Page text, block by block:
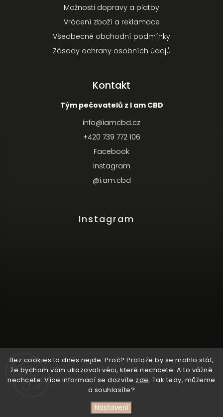
Bez cookies to dnes nejde. Proč? Protože by se mohlo stát,
že bychom vám ukazovali věci, které nechcete. A to vážně
nechcete. Více informací se dozvíte zde. Tak tedy, můžeme
a souhlasíte?
Nastavení
Instagram
Sledovat na Instagramu
Možnosti dopravy a platby
Vrácení zboží a reklamace
Všeobecné obchodní podmínky
Zásady ochrany osobních údajů
Kontakt
Tým pečovatelů z I am CBD
info@iamcbd.cz
+420 739 772 106
Facebook
Instagram
@i.am.cbd
I am CBD. Všechna práva vyhrazena.